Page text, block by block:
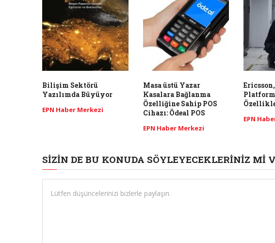
Bilişim Sektörü
Yazılımda Büyüyor
EPN Haber Merkezi
Masa üstü Yazar
Kasalara Bağlanma
Özelliğine Sahip POS
Cihazı: Ödeal POS
EPN Haber Merkezi
EPN
SIZIN DE BU KONUDA SÖYLEYECEKLERINIZ MI